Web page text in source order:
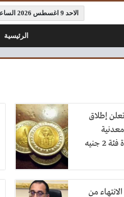
الاحد 9 اغسطس 2026 الساعة 05:53 ص
الرئيسية
إطلاق
2 جنيه
من